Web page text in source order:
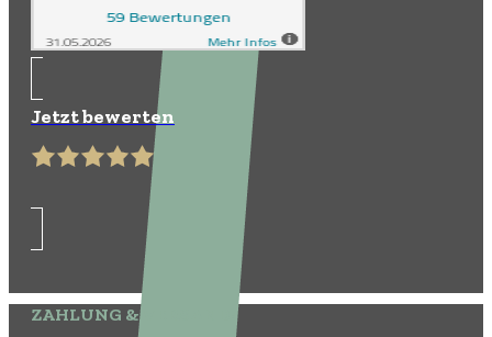
Jetzt bewerten
ZAHLUNG & VERSAND: